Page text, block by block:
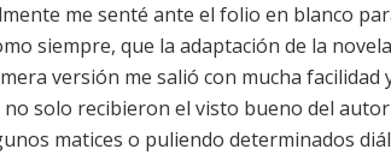
me senté ante el folio en blanco
siempre, que la adaptación de la
versión me salió con mucha facilidad
solo recibieron el visto bueno del
matices o puliendo determinados